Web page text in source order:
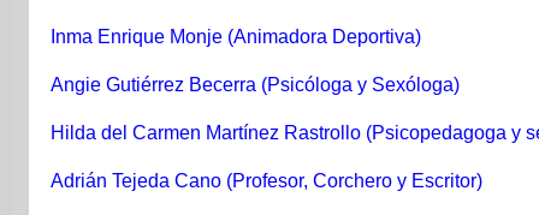
Inma Enrique Monje (Animadora Deportiva)
Angie Gutiérrez Becerra (Psicóloga y Sexóloga)
Hilda del Carmen Martínez Rastrollo (Psicopedagoga y
Adrián Tejeda Cano (Profesor, Corchero y Escritor)